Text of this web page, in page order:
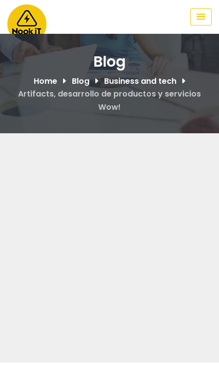
Skip
to
content
Blog
Home Blog
Business and tech
Artifacts, desarrollo de productos y servicios
Wow!